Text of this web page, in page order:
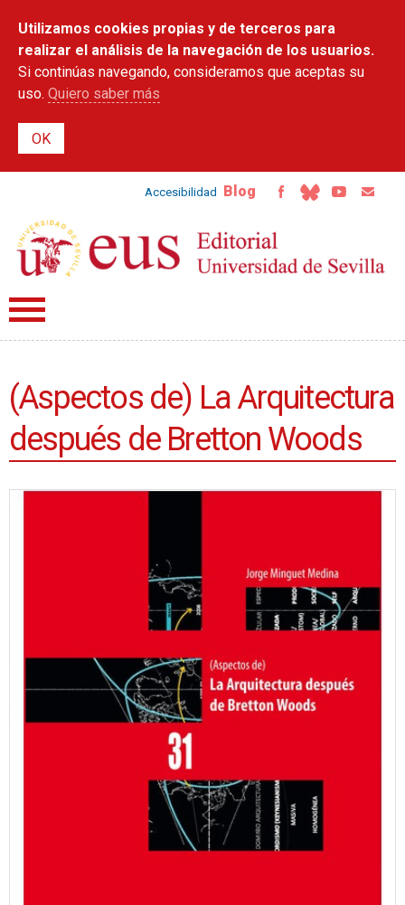
contenido
principal
Utilizamos cookies propias y de terceros para
realizar el análisis de la navegación de los usuarios.
Si continúas navegando, consideramos que aceptas su
uso. Quiero saber más
Accesibilidad Blog
(Aspectos de) La Arquitectura
después de Bretton Woods